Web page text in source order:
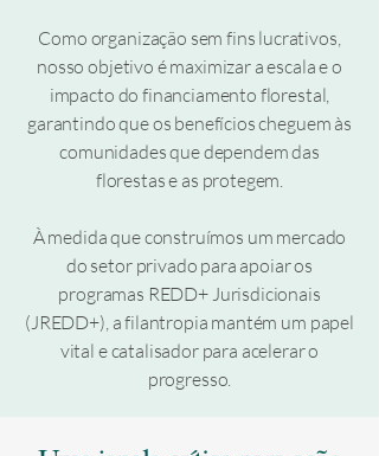
Como organização sem fins lucrativos,
nosso objetivo é maximizar a escala e o
impacto do financiamento florestal,
garantindo que os benefícios cheguem às
comunidades que dependem das
florestas e as protegem.
À medida que construímos um mercado
do setor privado para apoiar os
programas REDD+ Jurisdicionais
(JREDD+), a filantropia mantém um papel
vital e catalisador para acelerar o
progresso.